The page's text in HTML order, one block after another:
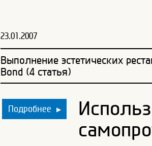
23.01.2007
Выполнение эстетических
Bond (4 статья)
Подробнее ▶